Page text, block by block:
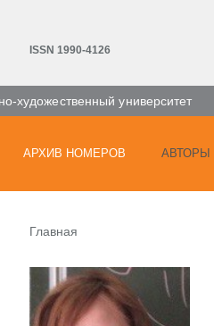
ISSN 1990-4126
художественный университет
АРХИВ НОМЕРОВ АВТОРЫ
Главная